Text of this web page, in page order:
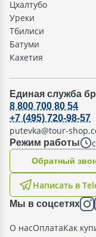
Цхалтубо
Уреки
Тбилиси
Батуми
Кахетия
Единая служба
Режим работы
8 800 700 80 54
+7 (495) 720-98-57
putevka@tour-
Написать в
Oбратный
Мы в соцсетях
О насОплатаКак